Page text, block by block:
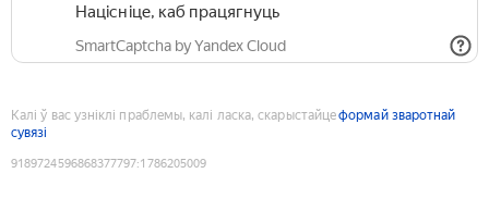
Націсніце, каб працягнуць
SmartCaptcha by Yandex Cloud
Калі ў вас узніклі праблемы, калі ласка, скарыстайцеформай зваротнай
сувязі
9189724596868377797:1786205009